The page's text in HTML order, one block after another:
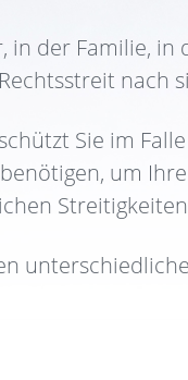
in der Familie,
nach
Sie im
um